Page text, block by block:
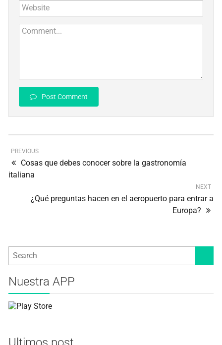
Website
Comment...
Post Comment
PREVIOUS
Cosas que debes conocer sobre la gastronomía
italiana
NEXT
¿Qué preguntas hacen en el aeropuerto para entrar a
Europa?
Nuestra APP